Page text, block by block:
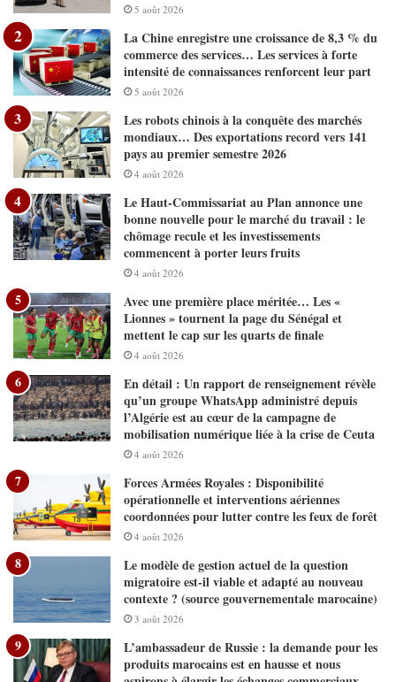
5 août 2026
La Chine enregistre une croissance de 8,3 % du
commerce des services… Les services à forte
intensité de connaissances renforcent leur part
5 août 2026
Les robots chinois à la conquête des marchés
mondiaux… Des exportations record vers 141
pays au premier semestre 2026
4 août 2026
Le Haut-Commissariat au Plan annonce une
bonne nouvelle pour le marché du travail : le
chômage recule et les investissements
commencent à porter leurs fruits
4 août 2026
Avec une première place méritée… Les «
Lionnes » tournent la page du Sénégal et
mettent le cap sur les quarts de finale
4 août 2026
En détail : Un rapport de renseignement révèle
qu’un groupe WhatsApp administré depuis
l’Algérie est au cœur de la campagne de
mobilisation numérique liée à la crise de Ceuta
4 août 2026
Forces Armées Royales : Disponibilité
opérationnelle et interventions aériennes
coordonnées pour lutter contre les feux de forêt
4 août 2026
Le modèle de gestion actuel de la question
migratoire est-il viable et adapté au nouveau
contexte ? (source gouvernementale marocaine)
3 août 2026
L’ambassadeur de Russie : la demande pour les
produits marocains est en hausse et nous